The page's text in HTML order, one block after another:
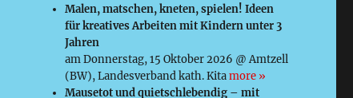
Malen, matschen, kneten, spielen! Ideen
für kreatives Arbeiten mit Kindern unter 3
Jahren
am Donnerstag, 15 Oktober 2026 @ Amtzell
(BW), Landesverband kath. Kitamore »
Mausetot und quietschlebendig – mit